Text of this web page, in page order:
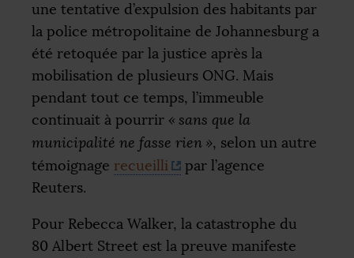
une tentative d’expulsion des habitants par
la police métropolitaine de Johannesburg a
été retoquée par la justice après la
mobilisation de plusieurs ONG. Mais
pendant tout ce temps, l’immeuble
continuait à pourrir « sans que la
municipalité ne fasse rien », selon un autre
témoignage recueilli
par l’agence
Reuters.
Pour Rebecca Walker, la catastrophe du
80 Albert Street est la preuve manifeste